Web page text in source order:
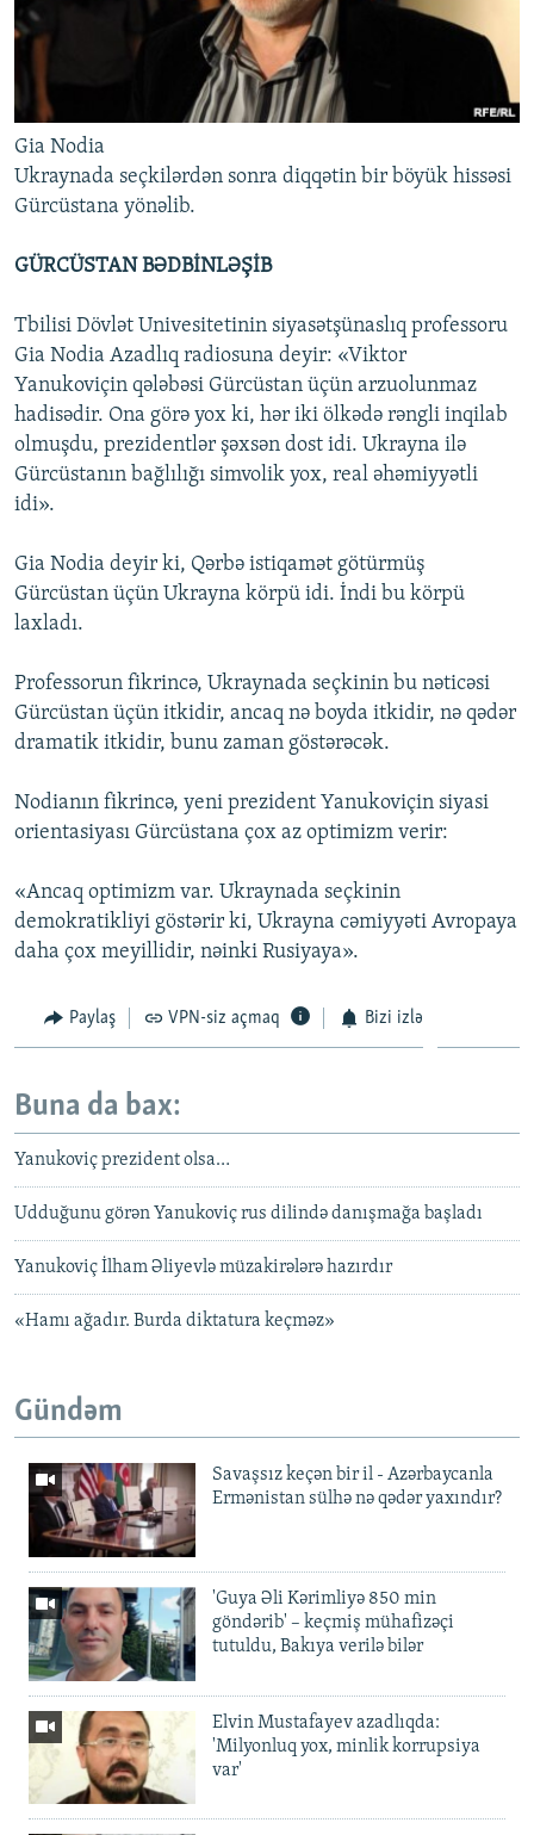
Gia Nodia
Ukraynada seçkilərdən sonra diqqətin bir böyük hissəsi
Gürcüstana yönəlib.
GÜRCÜSTAN BƏDBİNLƏŞİB
Tbilisi Dövlət Univesitetinin siyasətşünaslıq professoru
Gia Nodia Azadlıq radiosuna deyir: «Viktor
Yanukoviçin qələbəsi Gürcüstan üçün arzuolunmaz
hadisədir. Ona görə yox ki, hər iki ölkədə rəngli inqilab
olmuşdu, prezidentlər şəxsən dost idi. Ukrayna ilə
Gürcüstanın bağlılığı simvolik yox, real əhəmiyyətli
idi».
Gia Nodia deyir ki, Qərbə istiqamət götürmüş
Gürcüstan üçün Ukrayna körpü idi. İndi bu körpü
laxladı.
Professorun fikrincə, Ukraynada seçkinin bu nəticəsi
Gürcüstan üçün itkidir, ancaq nə boyda itkidir, nə qədər
dramatik itkidir, bunu zaman göstərəcək.
Nodianın fikrincə, yeni prezident Yanukoviçin siyasi
orientasiyası Gürcüstana çox az optimizm verir:
«Ancaq optimizm var. Ukraynada seçkinin
demokratikliyi göstərir ki, Ukrayna cəmiyyəti Avropaya
daha çox meyillidir, nəinki Rusiyaya».
Paylaş VPN-siz açmaq Bizi izlə
Buna da bax:
Yanukoviç prezident olsa…
Udduğunu görən Yanukoviç rus dilində danışmağa başladı
Yanukoviç İlham Əliyevlə müzakirələrə hazırdır
«Hamı ağadır. Burda diktatura keçməz»
Gündəm
Savaşsız keçən bir il - Azərbaycanla
Ermənistan sülhə nə qədər yaxındır?
'Guya Əli Kərimliyə 850 min
göndərib' – keçmiş mühafizəçi
tutuldu, Bakıya verilə bilər
Elvin Mustafayev azadlıqda:
'Milyonluq yox, minlik korrupsiya
var'